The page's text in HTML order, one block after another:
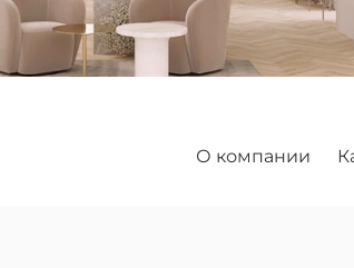
О компании